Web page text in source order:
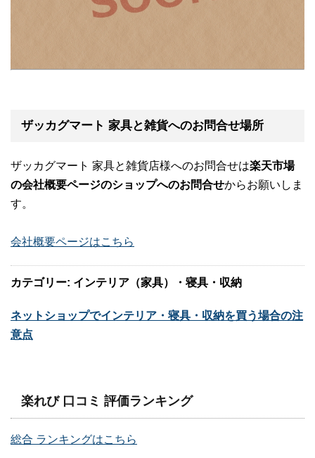
ザッカグマート 家具と雑貨へのお問合せ場所
ザッカグマート 家具と雑貨店様へのお問合せは楽天市場
の会社概要ページのショップへのお問合せからお願いしま
す。
会社概要ページはこちら
カテゴリー: インテリア（家具）・寝具・収納
ネットショップでインテリア・寝具・収納を買う場合の注
意点
楽れび 口コミ 評価ランキング
総合 ランキングはこちら